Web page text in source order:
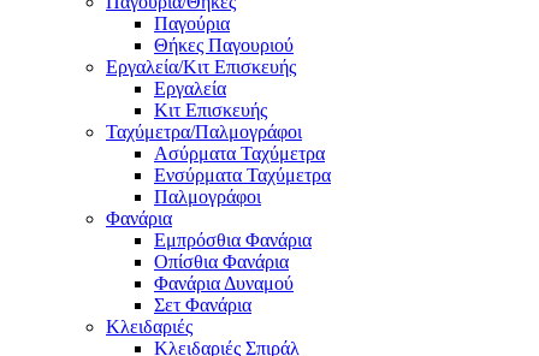
Παγούρια
Θήκες Παγουριού
Εργαλεία/Κιτ Επισκευής
Εργαλεία
Κιτ Επισκευής
Ταχύμετρα/Παλμογράφοι
Ασύρματα Ταχύμετρα
Ενσύρματα Ταχύμετρα
Παλμογράφοι
Φανάρια
Εμπρόσθια Φανάρια
Οπίσθια Φανάρια
Φανάρια Δυναμού
Σετ Φανάρια
Κλειδαριές
Κλειδαριές Σπιράλ